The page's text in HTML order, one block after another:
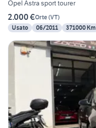
Opel Astra sport tourer
2.000 €Orte(VT)
Usato
06/2011 371000 Km